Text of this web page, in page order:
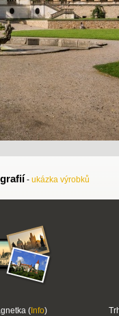
- ukázka výrobků
(Info)